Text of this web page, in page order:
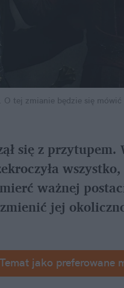
tej zmianie będzie się mówić
się z
ważnej
jej
jako preferowane